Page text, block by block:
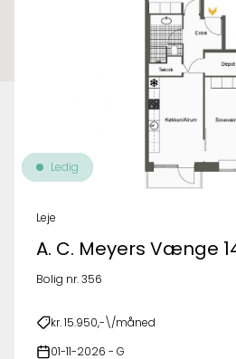
Ledig
Leje
A. C. Meyers Vænge
Bolig nr. 356
kr. 15.950,-\/måned
01-11-2026 - G